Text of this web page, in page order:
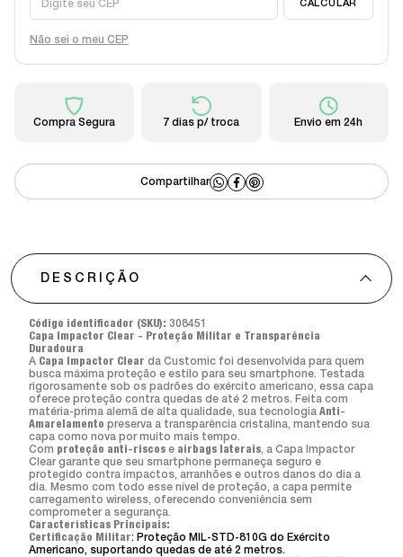
Não sei o meu CEP
Compra Segura 7 dias p/ troca Envio em 24h
DESCRIÇÃO
Código identificador (SKU): 308451
Capa Impactor Clear - Proteção Militar e Transparência
Duradoura
A Capa Impactor Clear da Customic foi desenvolvida para quem
busca máxima proteção e estilo para seu smartphone. Testada
rigorosamente sob os padrões do exército americano, essa capa
oferece proteção contra quedas de até 2 metros. Feita com
matéria-prima alemã de alta qualidade, sua tecnologia Anti-
Amarelamento preserva a transparência cristalina, mantendo sua
capa como nova por muito mais tempo.
Com proteção anti-riscos e airbags laterais, a Capa Impactor
Clear garante que seu smartphone permaneça seguro e
protegido contra impactos, arranhões e outros danos do dia a
dia. Mesmo com todo esse nível de proteção, a capa permite
carregamento wireless, oferecendo conveniência sem
comprometer a segurança.
Características Principais:
Certificação Militar: Proteção MIL-STD-810G do Exército
Americano, suportando quedas de até 2 metros.